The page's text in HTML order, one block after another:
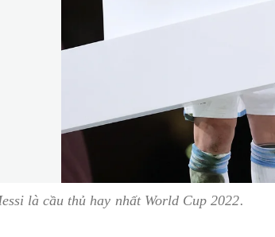
là cầu thủ hay nhất World Cup 2022.